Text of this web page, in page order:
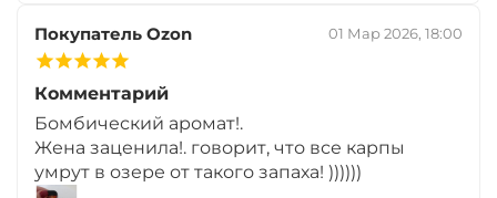
Покупатель Ozon 01 Мар 2026, 18:00
Комментарий
Бомбический аромат!.
Жена заценила!. говорит, что все карпы
умрут в озере от такого запаха! ))))))